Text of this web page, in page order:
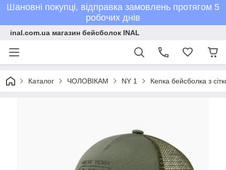
Шановні покупці, відправка замовлень протягом 5
робочих днів
inal.com.ua магазин бейсболок INAL
Каталог ЧОЛОВІКАМ NY 1 Кепка бейсболка з